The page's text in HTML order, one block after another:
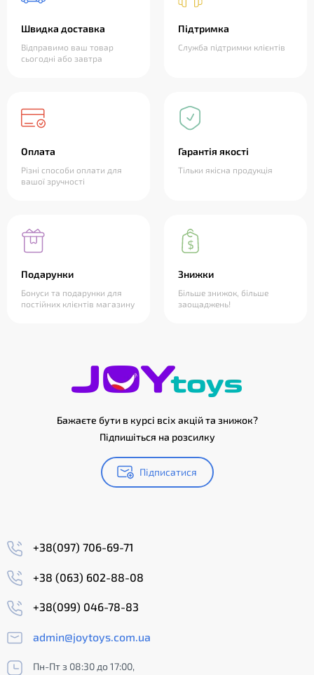
Швидка доставка
Відправимо ваш товар
сьогодні або завтра
Підтримка
Служба підтримки клієнтів
Оплата
Різні способи оплати для
вашої зручності
Гарантія якості
Тільки якісна продукція
Подарунки
Бонуси та подарунки для
постійних клієнтів магазину
Знижки
Більше знижок, більше
заощаджень!
Бажаєте бути в курсі всіх акцій та знижок?
Підпишіться на розсилку
Підписатися
+38(097) 706-69-71
+38 (063) 602-88-08
+38(099) 046-78-83
admin@joytoys.com.ua
Пн-Пт з 08:30 до 17:00,